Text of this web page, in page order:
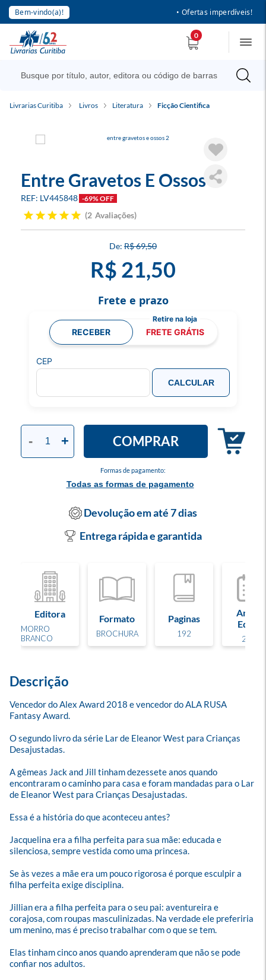
Bem-vindo(a)! • Ofertas imperdíveis!
0
Livrarias Curitiba Livros Literatura Ficção Cientifica
Entre Gravetos E Ossos 2
LV445848 -69% OFF
2 Avaliações
R$ 69,50
R$ 21,50
Formas de pagamento:
Todas as formas de pagamento
- + COMPRAR
Frete e prazo
RECEBER FRETE GRÁTIS
CEP
CALCULAR
Devolução em até 7 dias
Entrega rápida e garantida
Editora
MORRO
BRANCO
Formato
BROCHURA
Paginas
192
Ano de
Edição
2019
Descrição
Vencedor do Alex Award 2018 e vencedor do ALA RUSA
Fantasy Award.
O segundo livro da série Lar de Eleanor West para Crianças
Desajustadas.
A gêmeas Jack and Jill tinham dezessete anos quando
encontraram o caminho para casa e foram mandadas para o Lar
de Eleanor West para Crianças Desajustadas.
Essa é a história do que aconteceu antes?
Jacquelina era a filha perfeita para sua mãe: educada e
silenciosa, sempre vestida como uma princesa.
Se às vezes a mãe era um pouco rigorosa é porque esculpir a
filha perfeita exige disciplina.
Jillian era a filha perfeita para o seu pai: aventureira e
corajosa, com roupas masculinizadas. Na verdade ele preferiria
um menino, mas é preciso trabalhar com o que se tem.
Elas tinham cinco anos quando aprenderam que não se pode
confiar nos adultos.